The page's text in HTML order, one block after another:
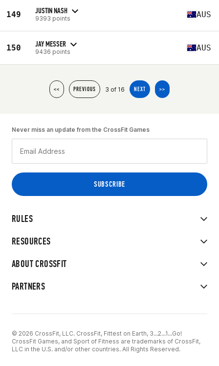
149 JUSTIN NASH
9393 points AUS
150 JAY MESSER
9436 points AUS
<< PREVIOUS 3 of 16 NEXT >>
RULES
RESOURCES
ABOUT CROSSFIT
PARTNERS
Never miss an update from the CrossFit Games
© 2026 CrossFit, LLC. CrossFit, Fittest on Earth, 3...2...1...Go!
CrossFit Games, and Sport of Fitness are trademarks of CrossFit,
LLC in the U.S. and/or other countries. All Rights Reserved.